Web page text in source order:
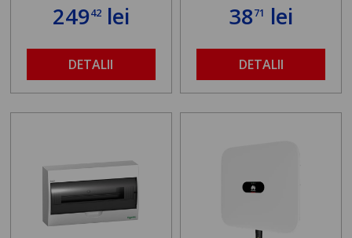
24942lei
DETALII
3871 lei
DETALII